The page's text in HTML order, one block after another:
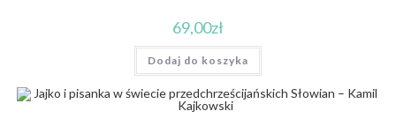
69,00zł
Dodaj do koszyka